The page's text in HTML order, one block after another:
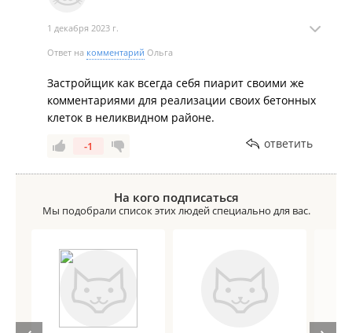
не пожалели что выбрали данный ЖК.
1 декабря 2023 г.
Ответ на комментарий Ольга
Застройщик как всегда себя пиарит своими же
комментариями для реализации своих бетонных
клеток в неликвидном районе.
-1 ответить
На кого подписаться
Мы подобрали список этих людей специально для вас.